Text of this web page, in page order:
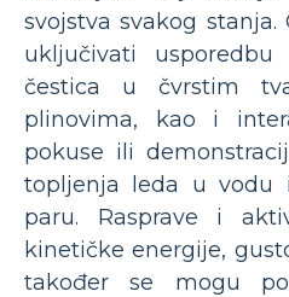
svojstva svakog
uključivati
čestica u čvrstim
plinovima, kao i
pokuse ili
topljenja leda u vodu
paru. Rasprave i
kinetičke energije,
također se mogu